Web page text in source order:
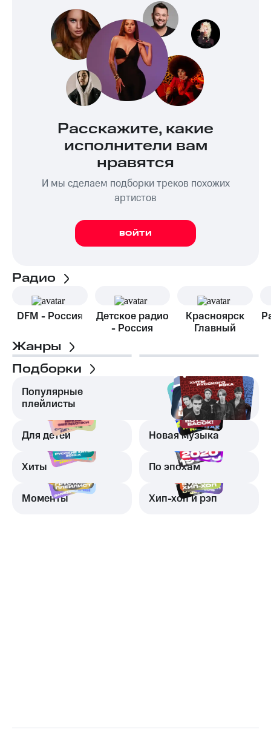
Расскажите, какие
исполнители вам
нравятся
И мы сделаем подборки треков похожих
артистов
ВОЙТИ
Радио
DFM - Россия
Детское радио
- Россия
Красноярск
Главный
Жанры
Подборки
Популярные
плейлисты
Для детей Новая музыка
Хиты По эпохам
Моменты Хип-хоп и рэп